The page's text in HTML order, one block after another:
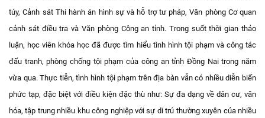
túy, Cảnh sát Thi hành án hình sự và hỗ trợ tư pháp, Văn phòng Cơ quan
cảnh sát điều tra và Văn phòng Công an tỉnh. Trong suốt thời gian thảo
luận, học viên khóa học đã được tìm hiểu tình hình tội phạm và công tác
đấu tranh, phòng chống tội phạm của công an tỉnh Đồng Nai trong năm
vừa qua. Thực tiễn, tình hình tội phạm trên địa bàn vẫn có nhiều diễn biến
phức tạp, đặc biệt với điều kiện đặc thù như: Sự đa dạng về dân cư, văn
hóa, tập trung nhiều khu công nghiệp với sự di trú thường xuyên của nhiều